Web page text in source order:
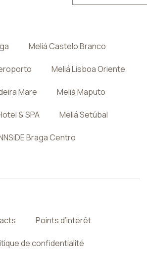
Meliá Castelo Branco
Meliá Lisboa Oriente
Mare Meliá Maputo
& SPA Meliá Setúbal
Braga Centro
Points d’intérêt
de confidentialité